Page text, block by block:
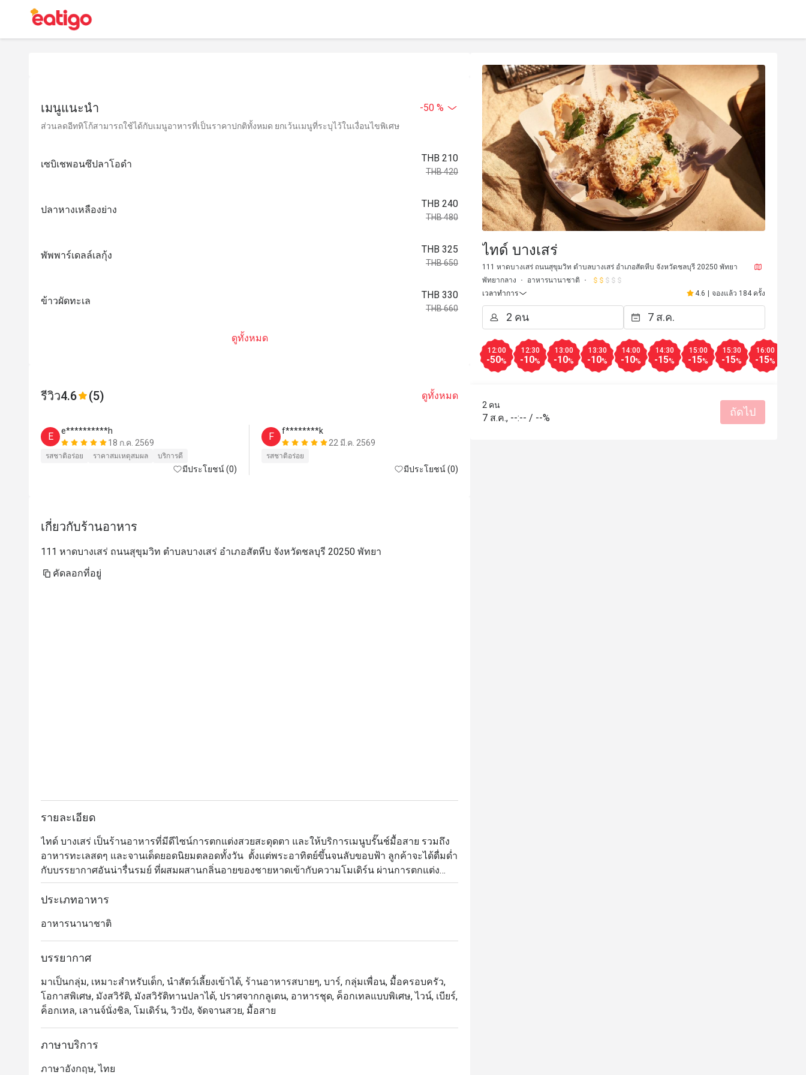
เมนูแนะนำ -50 %
ส่วนลดอีททิโก้สามารถใช้ได้กับเมนูอาหารที่เป็นราคาปกติทั้งหมด ยกเว้นเมนูที่ระบุไว้ในเงื่อนไขพิเศษ
เซบิเชพอนซึปลาโอดำ
THB 210
THB 420
ปลาหางเหลืองย่าง
THB 240
THB 480
พัพพาร์เดลล์เลกุ้ง
THB 325
THB 650
ข้าวผัดทะเล
THB 330
THB 660
ดูทั้งหมด
รีวิว4.6 (5) ดูทั้งหมด
E
e**********h
18 ก.ค. 2569
รสชาติอร่อย ราคาสมเหตุสมผล บริการดี
มีประโยชน์ (0)
F
f********k
22 มี.ค. 2569
รสชาติอร่อย
มีประโยชน์ (0)
เกี่ยวกับร้านอาหาร
111 หาดบางเสร่ ถนนสุขุมวิท ตำบลบางเสร่ อำเภอสัตหีบ จังหวัดชลบุรี 20250 พัทยา
คัดลอกที่อยู่
รายละเอียด
ไทด์ บางเสร่ เป็นร้านอาหารที่มีดีไซน์การตกแต่งสวยสะดุดตา และให้บริการเมนูบรั๊นช์มื้อสาย รวมถึง
อาหารทะเลสดๆ และจานเด็ดยอดนิยมตลอดทั้งวัน  ตั้งแต่พระอาทิตย์ขึ้นจนลับขอบฟ้า ลูกค้าจะได้ดื่มด่ำ
กับบรรยากาศอันน่ารื่นรมย์ ที่ผสมผสานกลิ่นอายของชายหาดเข้ากับความโมเดิร์น ผ่านการตกแต่ง
ภายในโทนสีขาวสะอาดตา กลมกลืนไปกับพื้นที่สีเขียวของธรรมชาติรอบร้าน ข้อดีอีกอย่างคือทำเลซึ่ง
อยู่ไม่ไกลจากกรุงเทพฯ ดังนั้น นอกจากประสบการณ์ในการรับประทานอาหารอร่อยๆ แล้ว จึงเหมาะ
ประเภทอาหาร
อาหารนานาชาติ
บรรยากาศ
มาเป็นกลุ่ม, เหมาะสำหรับเด็ก, นำสัตว์เลี้ยงเข้าได้, ร้านอาหารสบายๆ, บาร์, กลุ่มเพื่อน, มื้อครอบครัว,
โอกาสพิเศษ, มังสวิรัติ, มังสวิรัติทานปลาได้, ปราศจากกลูเตน, อาหารชุด, ค็อกเทลแบบพิเศษ, ไวน์, เบียร์,
ค็อกเทล, เลานจ์นั่งชิล, โมเดิร์น, วิวปัง, จัดจานสวย, มื้อสาย
ภาษาบริการ
ภาษาอังกฤษ, ไทย
ไทด์ บางเสร่
111 หาดบางเสร่ ถนนสุขุมวิท ตำบลบางเสร่ อำเภอสัตหีบ จังหวัดชลบุรี 20250 พัทยา
พัทยากลาง
อาหารนานาชาติ
เวลาทำการ
4.6 จองแล้ว 184 ครั้ง
12:00
-50%
12:30
-10%
13:00
-10%
13:30
-10%
14:00
-10%
14:30
-15%
15:00
-15%
15:30
-15%
16:00
-15%
2 คน
7 ส.ค., --:-- / --% ถัดไป